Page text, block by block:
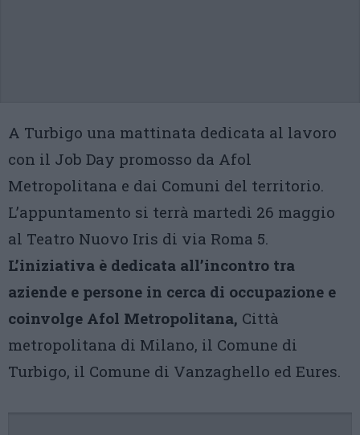
A Turbigo una mattinata dedicata al lavoro
con il Job Day promosso da Afol
Metropolitana e dai Comuni del territorio.
L’appuntamento si terrà martedì 26 maggio
al Teatro Nuovo Iris di via Roma 5.
L’iniziativa è dedicata all’incontro tra
aziende e persone in cerca di occupazione e
coinvolge Afol Metropolitana, Città
metropolitana di Milano, il Comune di
Turbigo, il Comune di Vanzaghello ed Eures.